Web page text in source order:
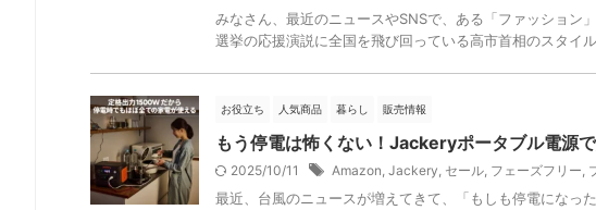
みなさん、最近のニュースやSNSで、ある「ファッション
選挙の応援演説に全国を飛び回っている高市首相のスタイ
お役立ち 人気商品 暮らし 販売情報
もう停電は怖くない！Jackeryポータブル電源
2025/10/11 Amazon, Jackery, セール, フェーズフリー,
最近、台風のニュースが増えてきて、「もしも停電にな